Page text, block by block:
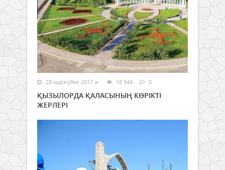
28 қыркүйек 2017 ж. 18 544 0
ҚЫЗЫЛОРДА ҚАЛАСЫНЫҢ КӨРІКТІ
ЖЕРЛЕРІ